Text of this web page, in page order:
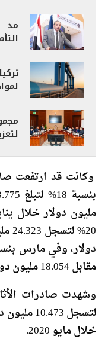
مد
وكانت قد ارتفعت
مقابل 18.054 مليون دولار.
خلال مايو 2020.